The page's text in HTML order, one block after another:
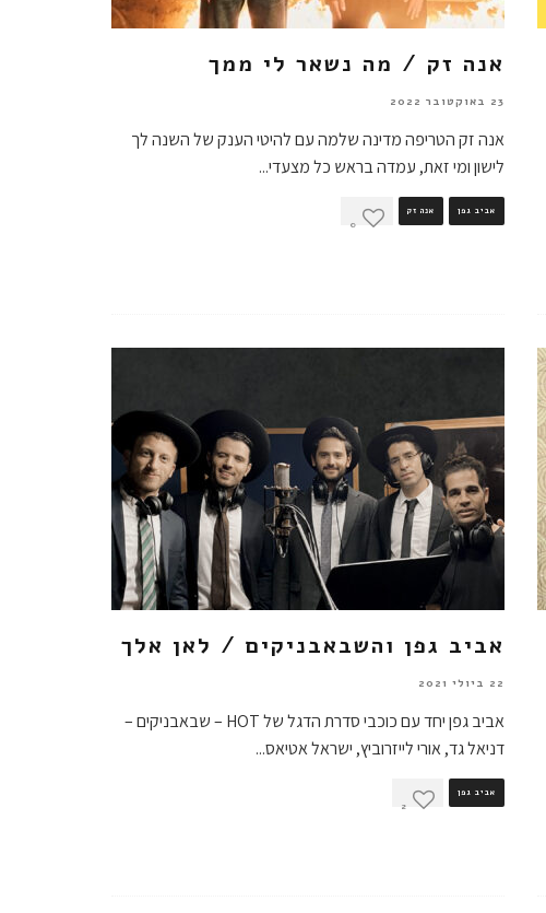
אנה זק / מה נשאר לי ממך
23 באוקטובר 2022
אנה זק הטריפה מדינה שלמה עם להיטי הענק של השנה לך
לישון ומי זאת, עמדה בראש כל מצעדי...
אביב גפן אנה זק
0
אביב גפן והשבאבניקים / לאן אלך
22 ביולי 2021
אביב גפן יחד עם כוכבי סדרת הדגל של HOT – שבאבניקים –
דניאל גד, אורי לייזרוביץ, ישראל אטיאס...
אביב גפן
2